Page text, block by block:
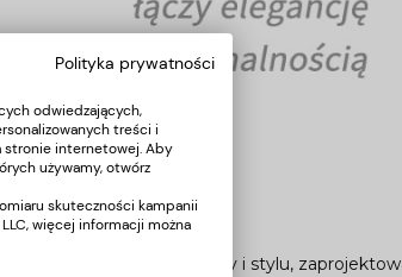
połączenie prostoty i stylu,
Polityka prywatności
odwiedzających,
treści i
stronie internetowej. Aby
używamy, otwórz
skuteczności kampanii
więcej informacji można